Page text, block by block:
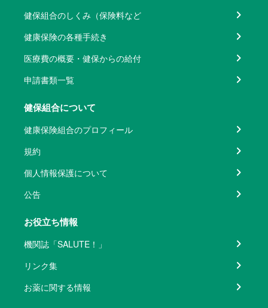
健保組合のしくみ（保険料など
健康保険の各種手続き
医療費の概要・健保からの給付
申請書類一覧
健保組合について
健康保険組合のプロフィール
規約
個人情報保護について
公告
お役立ち情報
機関誌「SALUTE！」
リンク集
お薬に関する情報